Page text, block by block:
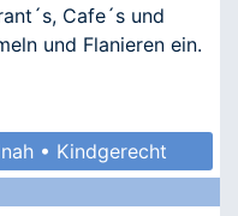
Cafe´s und
und Flanieren ein.
• Kindgerecht